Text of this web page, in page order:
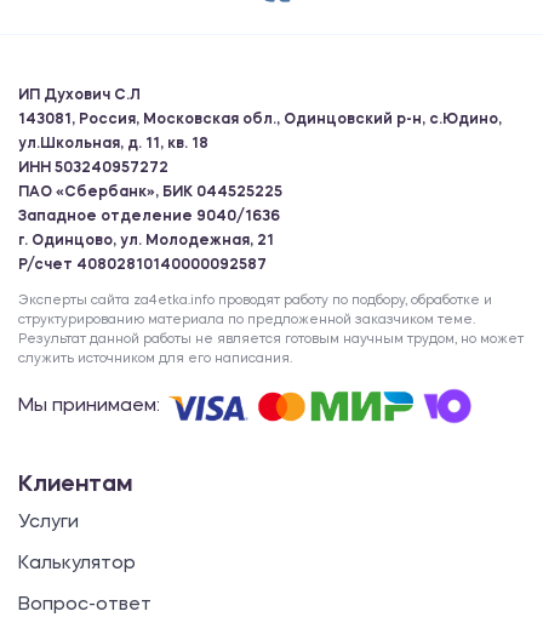
ИП Духович С.Л
143081, Россия, Московская обл., Одинцовский р-н, с.Юдино,
ул.Школьная, д. 11, кв. 18
ИНН 503240957272
ПАО «Сбербанк», БИК 044525225
Западное отделение 9040/1636
г. Одинцово, ул. Молодежная, 21
Р/счет 40802810140000092587
Эксперты сайта za4etka.info проводят работу по подбору, обработке и
структурированию материала по предложенной заказчиком теме.
Результат данной работы не является готовым научным трудом, но может
служить источником для его написания.
Мы принимаем:
Клиентам
Услуги
Калькулятор
Вопрос-ответ